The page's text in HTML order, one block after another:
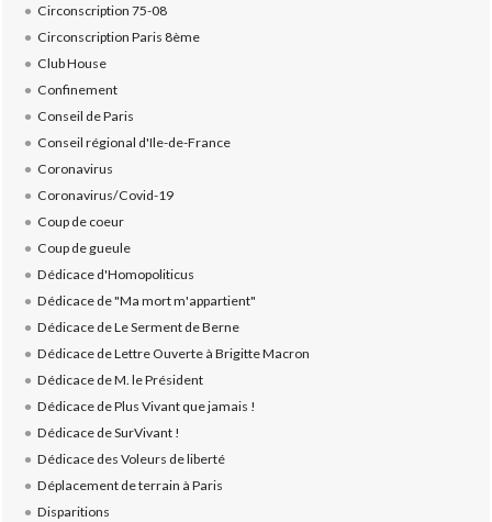
Circonscription 75-08
Circonscription Paris 8ème
Club House
Confinement
Conseil de Paris
Conseil régional d'Ile-de-France
Coronavirus
Coronavirus/Covid-19
Coup de coeur
Coup de gueule
Dédicace d'Homopoliticus
Dédicace de "Ma mort m'appartient"
Dédicace de Le Serment de Berne
Dédicace de Lettre Ouverte à Brigitte Macron
Dédicace de M. le Président
Dédicace de Plus Vivant que jamais !
Dédicace de SurVivant !
Dédicace des Voleurs de liberté
Déplacement de terrain à Paris
Disparitions